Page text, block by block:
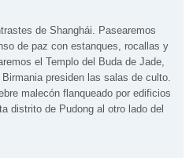
de Shanghái. Pasearemos
de paz con estanques, rocallas y
el Templo del Buda de Jade,
presiden las salas de culto.
malecón flanqueado por edificios
distrito de Pudong al otro lado del